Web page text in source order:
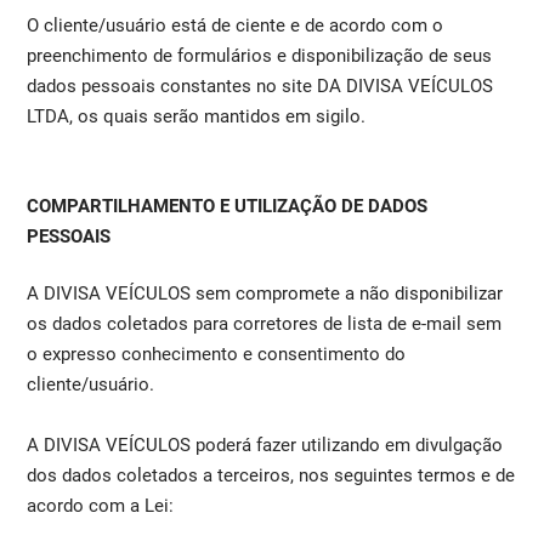
O cliente/usuário está de ciente e de acordo com o
preenchimento de formulários e disponibilização de seus
dados pessoais constantes no site DA DIVISA VEÍCULOS
LTDA, os quais serão mantidos em sigilo.
COMPARTILHAMENTO E UTILIZAÇÃO DE DADOS
PESSOAIS
A DIVISA VEÍCULOS sem compromete a não disponibilizar
os dados coletados para corretores de lista de e-mail sem
o expresso conhecimento e consentimento do
cliente/usuário.
A DIVISA VEÍCULOS poderá fazer utilizando em divulgação
dos dados coletados a terceiros, nos seguintes termos e de
acordo com a Lei: